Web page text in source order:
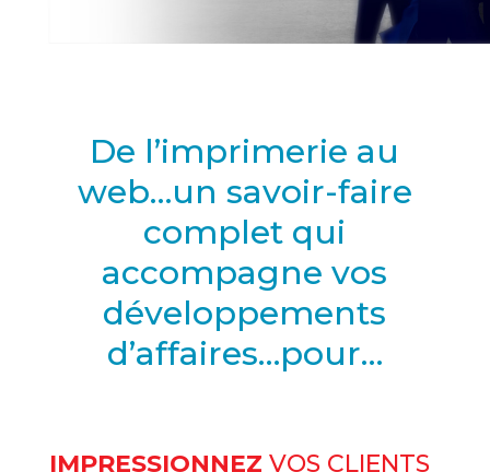
De l’imprimerie au
web…un savoir-faire
complet qui
accompagne vos
développements
d’affaires…pour…
IMPRESSIONNEZ VOS CLIENTS